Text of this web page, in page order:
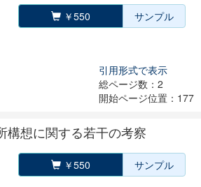
￥550 サンプル
引用形式で表示
総ページ数：2
開始ページ位置：177
構想に関する若干の考察
￥550 サンプル